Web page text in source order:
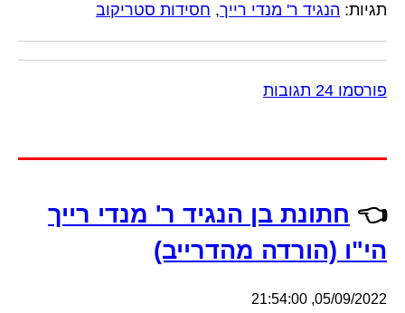
תגיות: הנגיד ר' מנדי רייך, חסידות סטריקוב
פורסמו 24 תגובות
👈 חתונת בן הנגיד ר' מנדי רייך
הי"ו (הורדה מהדרייב)
05/09/2022, 21:54:00